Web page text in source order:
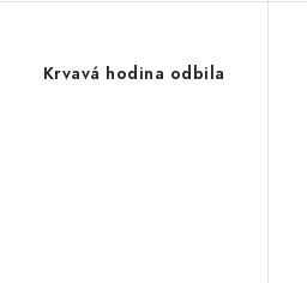
Krvavá hodina odbila